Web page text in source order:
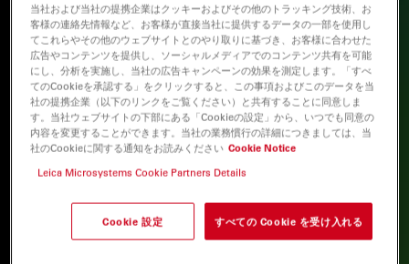
当社および当社の提携企業はクッキーおよびその他のトラッキング技術、お
客様の連絡先情報など、お客様が直接当社に提供するデータの一部を使用し
てこれらやその他のウェブサイトとのやり取りに基づき、お客様に合わせた
広告やコンテンツを提供し、ソーシャルメディアでのコンテンツ共有を可能
にし、分析を実施し、当社の広告キャンペーンの効果を測定します。「すべ
てのCookieを承認する」をクリックすると、この事項およびこのデータを当
社の提携企業（以下のリンクをご覧ください）と共有することに同意しま
す。当社ウェブサイトの下部にある「Cookieの設定」から、いつでも同意の
内容を変更することができます。当社の業務慣行の詳細につきましては、当
社のCookieに関する通知をお読みください Cookie Notice
Leica Microsystems Cookie Partners Details
Cookie 設定 すべての Cookie を受け入れる